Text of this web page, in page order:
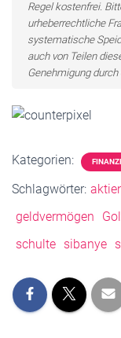
Regel kostenfrei.
urheberrechtliche
systematische
auch von Teilen
Genehmigung
Kategorien:
Schlagwörter:
geldvermögen
schulte sibanye